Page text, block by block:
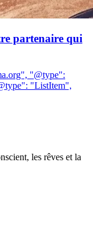
partenaire qui
"@type":
"ListItem",
les rêves et la